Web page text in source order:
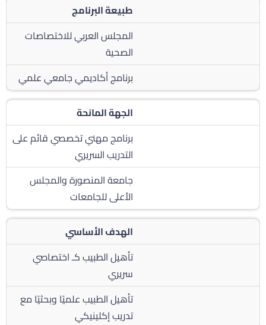
طبيعة البرنامج
المجلس العربي للاختصاصات
الصحية
برنامج أكاديمي جامعي علمي
الجهة المانحة
برنامج مهني تخصصي قائم على
التدريب السريري
جامعة المنصورة والمجلس
الأعلى للجامعات
الهدف الأساسي
تأهيل الطبيب كـ اختصاصي
سريري
تأهيل الطبيب علميًا وبحثيًا مع
تدريب إكلينيكي